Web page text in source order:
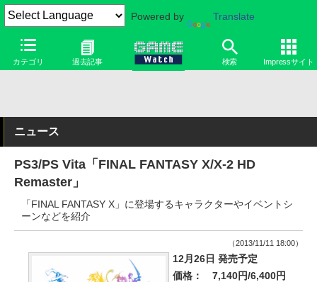
Powered by Translate
カテゴリ 過去記事 検索 Impressサイト
ニュース
PS3/PS Vita「FINAL FANTASY X/X-2 HD
Remaster」
「FINAL FANTASY X」に登場するキャラクターやイベントシ
ーンなどを紹介
（2013/11/11 18:00）
12月26日 発売予定
価格：
7,140円/6,400円